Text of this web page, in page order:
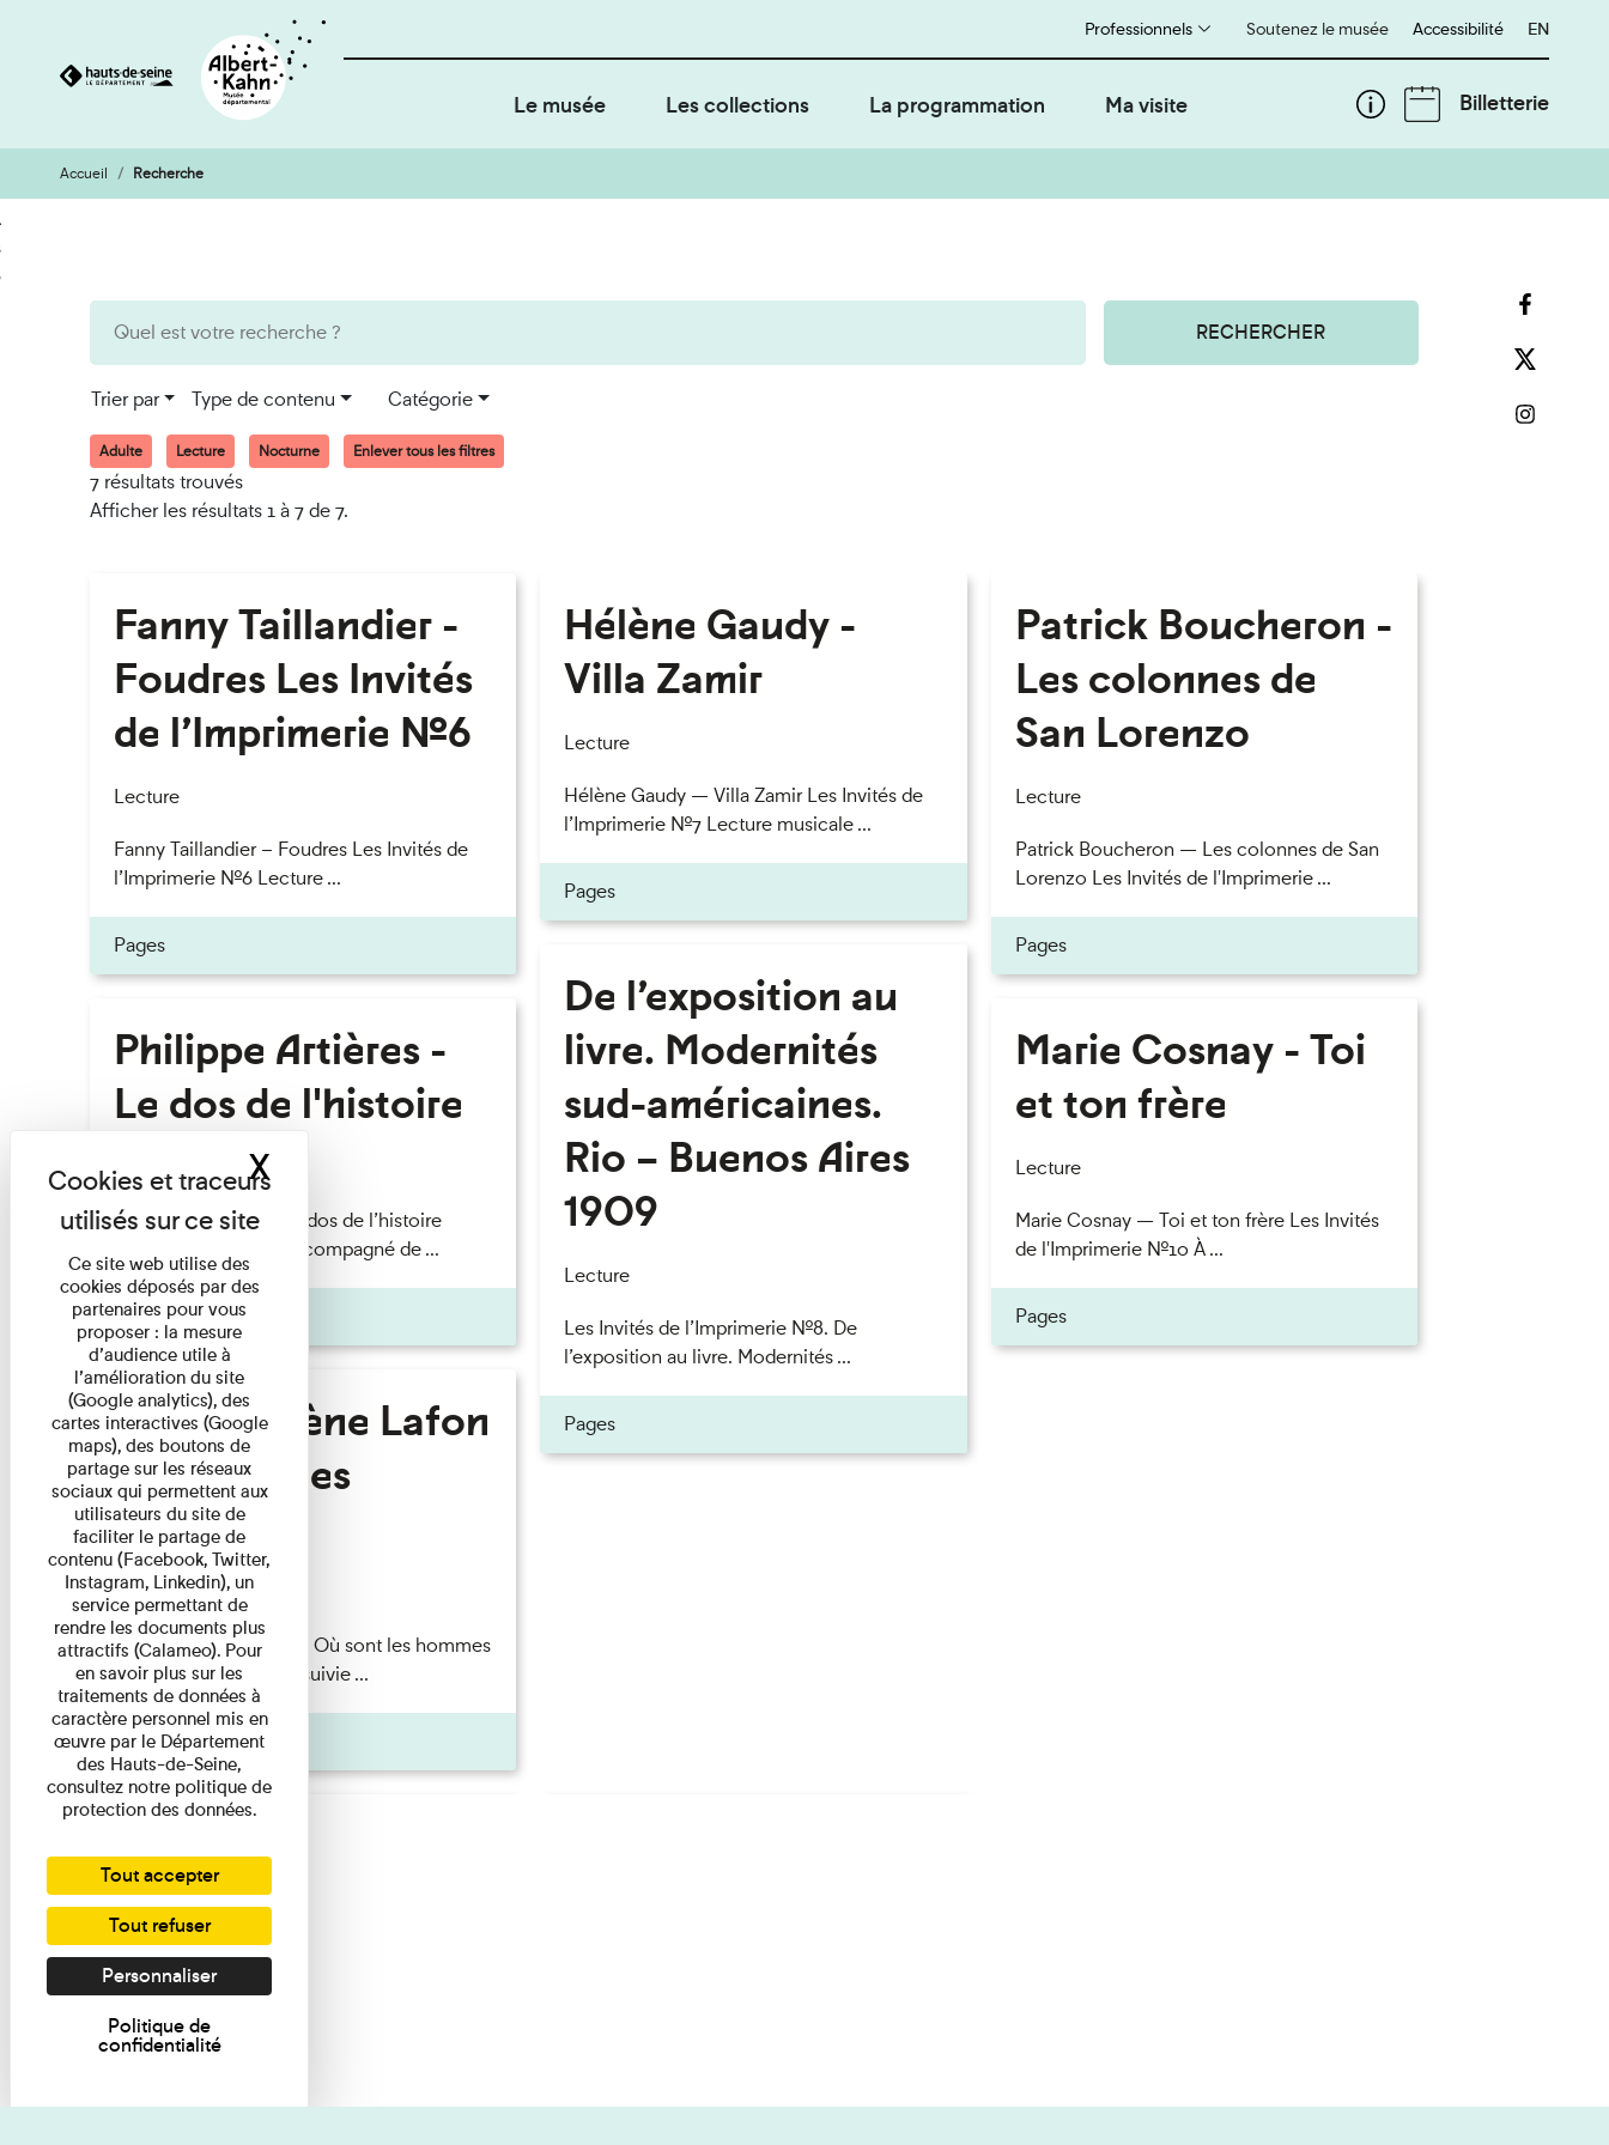
Aller
au
contenu
Aller
à
la
Soutenez le musée
Professionnels Accessibilité English
EN
Le musée Les collections La programmation Ma visite Billetterie
Accueil Recherche
RECHERCHER
Trier par Type de contenu Catégorie
Adulte Lecture Nocturne Enlever tous les filtres
7 résultats trouvés
Afficher les résultats 1 à 7 de 7.
Fanny Taillandier -
Foudres Les Invités
de l’Imprimerie n°6
Lecture
Fanny Taillandier – Foudres Les Invités de
l’Imprimerie n°6 Lecture ...
Pages
Philippe Artières -
Le dos de l'histoire
Lecture
Philippe Artières — Le dos de l’histoire
Lecture par l’auteur accompagné de ...
Pages
Marie-Hélène Lafon
- Où sont les
hommes ?
Lecture
Marie-Hélène Lafon — Où sont les hommes
? Lecture par l’autrice suivie ...
Pages
Hélène Gaudy -
Villa Zamir
Lecture
Hélène Gaudy — Villa Zamir Les Invités de
l’Imprimerie n°7 Lecture musicale ...
Pages
De l’exposition au
livre. Modernités
sud-américaines.
Rio – Buenos Aires
1909
Lecture
Les Invités de l’Imprimerie n°8. De
l’exposition au livre. Modernités ...
Pages
Patrick Boucheron -
Les colonnes de
San Lorenzo
Lecture
Patrick Boucheron — Les colonnes de San
Lorenzo Les Invités de l'Imprimerie ...
Pages
Marie Cosnay - Toi
et ton frère
Lecture
Marie Cosnay — Toi et ton frère Les Invités
de l'Imprimerie n°10 À ...
Pages
Ce site web utilise des
cookies déposés par des
partenaires pour vous
proposer : la mesure
d’audience utile à
l’amélioration du site
(Google analytics), des
cartes interactives (Google
maps), des boutons de
partage sur les réseaux
sociaux qui permettent aux
utilisateurs du site de
faciliter le partage de
contenu (Facebook, Twitter,
Instagram, Linkedin), un
service permettant de
rendre les documents plus
attractifs (Calameo). Pour
en savoir plus sur les
traitements de données à
caractère personnel mis en
œuvre par le Département
des Hauts-de-Seine,
consultez notre politique de
protection des données.
Tout accepter
Tout refuser
Personnaliser
Politique de
confidentialité
XMasquer le bandeau des cookies